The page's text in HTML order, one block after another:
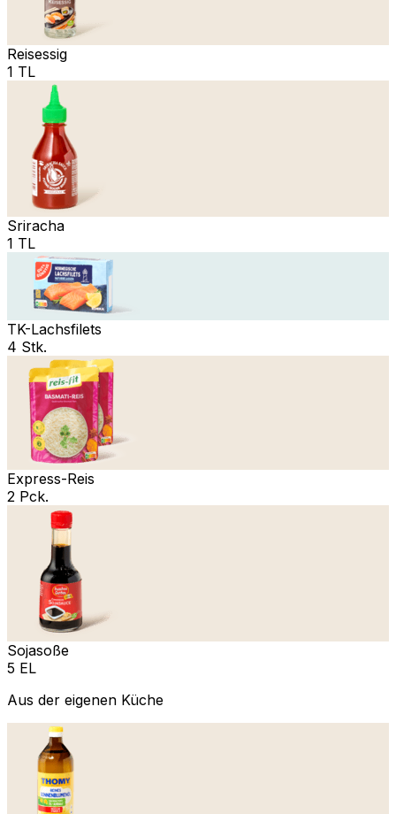
Reisessig
1 TL
Sriracha
1 TL
TK-Lachsfilets
4 Stk.
Express-Reis
2 Pck.
Sojasoße
5 EL
Aus der eigenen Küche